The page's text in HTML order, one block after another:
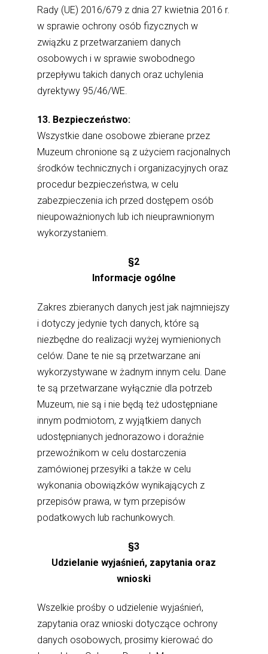
Rady (UE) 2016/679 z dnia 27 kwietnia 2016 r.
w sprawie ochrony osób fizycznych w
związku z przetwarzaniem danych
osobowych i w sprawie swobodnego
przepływu takich danych oraz uchylenia
dyrektywy 95/46/WE.
13. Bezpieczeństwo:
Wszystkie dane osobowe zbierane przez
Muzeum chronione są z użyciem racjonalnych
środków technicznych i organizacyjnych oraz
procedur bezpieczeństwa, w celu
zabezpieczenia ich przed dostępem osób
nieupoważnionych lub ich nieuprawnionym
wykorzystaniem.
§2
Informacje ogólne
Zakres zbieranych danych jest jak najmniejszy
i dotyczy jedynie tych danych, które są
niezbędne do realizacji wyżej wymienionych
celów. Dane te nie są przetwarzane ani
wykorzystywane w żadnym innym celu. Dane
te są przetwarzane wyłącznie dla potrzeb
Muzeum, nie są i nie będą też udostępniane
innym podmiotom, z wyjątkiem danych
udostępnianych jednorazowo i doraźnie
przewoźnikom w celu dostarczenia
zamówionej przesyłki a także w celu
wykonania obowiązków wynikających z
przepisów prawa, w tym przepisów
podatkowych lub rachunkowych.
§3
Udzielanie wyjaśnień, zapytania oraz
wnioski
Wszelkie prośby o udzielenie wyjaśnień,
zapytania oraz wnioski dotyczące ochrony
danych osobowych, prosimy kierować do